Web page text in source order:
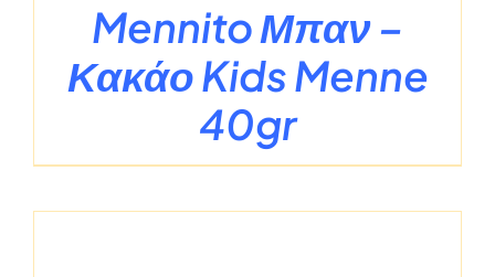
Mennito Μπαν –
Κακάο Kids Menne
40gr